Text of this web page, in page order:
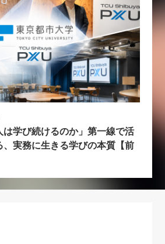
は学び続けるのか」第一線で活
、実務に生きる学びの本質【前